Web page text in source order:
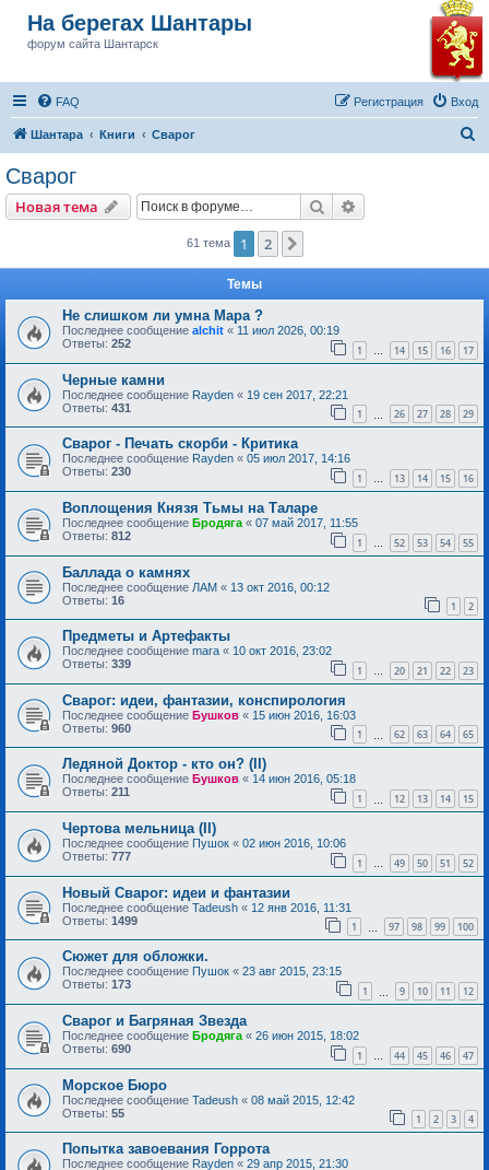
На берегах Шантары
форум сайта Шантарск
FAQ Вход
Регистрация
Шантара Книги Сварог
Сварог
Новая тема Поиск
61 тема 1 2
Темы
Не слишком ли умна Мара ?
Последнее сообщение alchit « 11 июл 2026, 00:19
Ответы: 252 1 … 14 15 16 17
Черные камни
Последнее сообщение Rayden « 19 сен 2017, 22:21
Ответы: 431 1 26 27 28 29
Сварог - Печать скорби - Критика
Последнее сообщение Rayden « 05 июл 2017, 14:16
Ответы: 230 1 … 13 14 15 16
Воплощения Князя Тьмы на Таларе
Последнее сообщение Бродяга « 07 май 2017, 11:55
Ответы: 812 1 … 52 53 54 55
Баллада о камнях
Последнее сообщение ЛАМ « 13 окт 2016, 00:12
Ответы: 16 1 2
Предметы и Артефакты
Последнее сообщение mara « 10 окт 2016, 23:02
Ответы: 339 1 … 20 21 22 23
Сварог: идеи, фантазии, конспирология
Последнее сообщение Бушков « 15 июн 2016, 16:03
Ответы: 960 1 62 63 64 65
Ледяной Доктор - кто он? (II)
Последнее сообщение Бушков « 14 июн 2016, 05:18
Ответы: 211 1 12 13 14 15
Чертова мельница (II)
Последнее сообщение Пушок « 02 июн 2016, 10:06
Ответы: 777 1 … 49 50 51 52
Новый Сварог: идеи и фантазии
Последнее сообщение Tadeush « 12 янв 2016, 11:31
Ответы: 1499 1 97 98 99 100
Сюжет для обложки.
Последнее сообщение Пушок « 23 авг 2015, 23:15
Ответы: 173 1 9 10 11 12
Сварог и Багряная Звезда
Последнее сообщение Бродяга « 26 июн 2015, 18:02
Ответы: 690 1 … 44 45 46 47
Морское Бюро
Последнее сообщение Tadeush « 08 май 2015, 12:42
Ответы: 55 1 2 3 4
Попытка завоевания Горрота
Последнее сообщение Rayden « 29 апр 2015, 21:30